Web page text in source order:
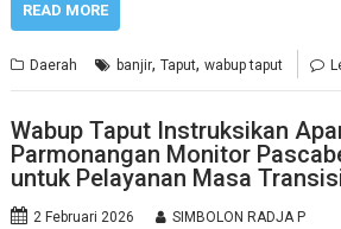
READ MORE
Daerah banjir,Taput,wabup taput
Wabup Taput Instruksikan
Parmonangan Monitor
untuk Pelayanan Masa
2 Februari 2026 SIMBOLON RADJA P